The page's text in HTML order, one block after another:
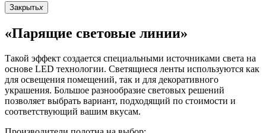
Закрытьx
«Парящие световые линии»
Такой эффект создается специальными источниками света на
основе LED технологии. Светящиеся ленты используются как
для освещения помещений, так и для декоративного
украшения. Большое разнообразие световых решений
позволяет выбрать вариант, подходящий по стоимости и
соответствующий вашим вкусам.